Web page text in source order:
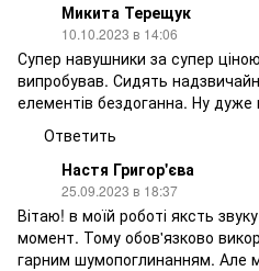
Микита Терещук
10.10.2023 в 14:06
Супер навушники за супер
випробував. Сидять
елементів бездоганна. Ну дуже
Ответить
Настя Григор'єва
25.09.2023 в 18:37
Вітаю! в моїй роботі яксть
момент. Тому обов'язково
гарним шумопоглинанням. Але